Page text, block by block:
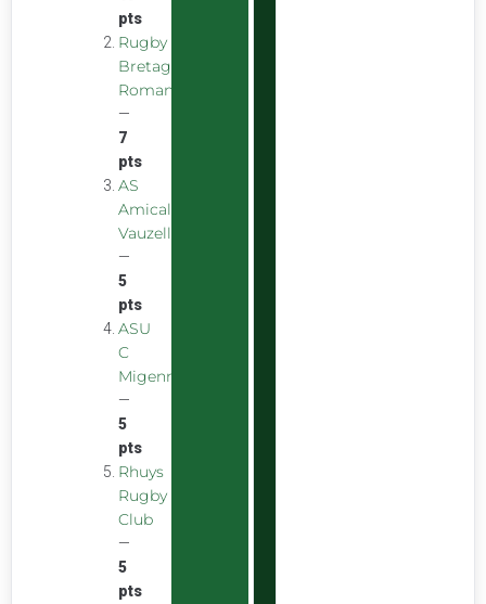
pts
Rugby
Bretagne
Romantique
—
7
pts
AS
Amicale
Vauzelles
—
5
pts
ASU
C
Migennes
—
5
pts
Rhuys
Rugby
Club
—
5
pts